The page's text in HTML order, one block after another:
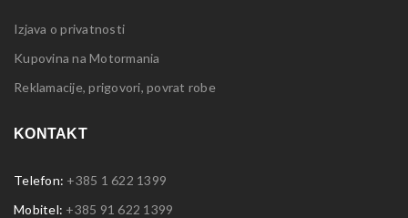
Izjava o privatnosti
Kupovina na Motormania
Reklamacije, prigovori, povrat robe
KONTAKT
Telefon: +385 1 622 1399
Mobitel: +385 91 622 1399